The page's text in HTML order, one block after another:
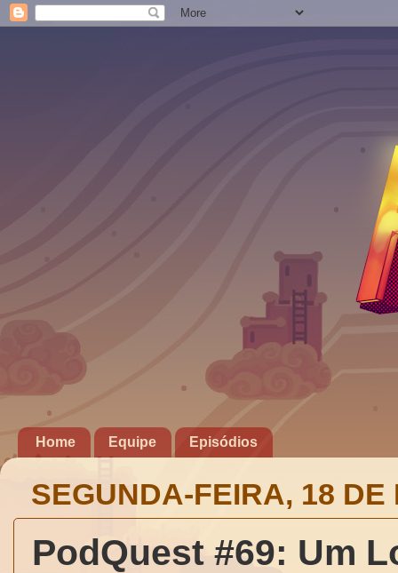
Home Equipe Episódios
SEGUNDA-FEIRA, 18
PodQuest #69: Um